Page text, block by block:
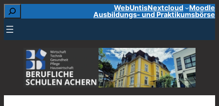
Zum
springen
Suchen WebUntisNextcloud
Moodle
Ausbildungs- und Praktikumsbörse